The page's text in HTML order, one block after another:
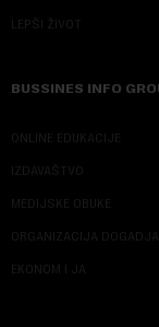
LEPŠI ŽIVOT
BUSSINES INFO
ONLINE EDUKACIJE
IZDAVAŠTVO
MEDIJSKE OBUKE
ORGANIZACIJA
EKONOM I JA